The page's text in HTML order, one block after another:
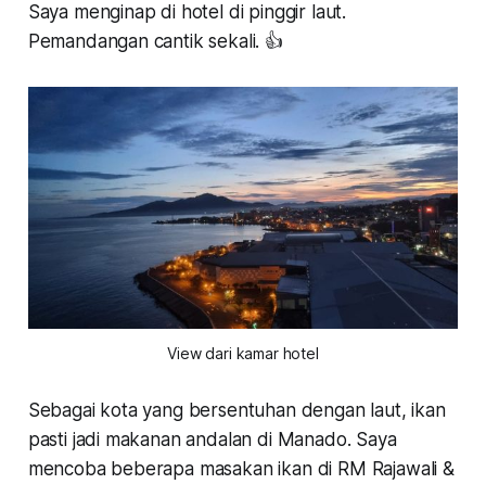
Saya menginap di hotel di pinggir laut.
Pemandangan cantik sekali. 👍
View dari kamar hotel
Sebagai kota yang bersentuhan dengan laut, ikan
pasti jadi makanan andalan di Manado. Saya
mencoba beberapa masakan ikan di RM Rajawali &